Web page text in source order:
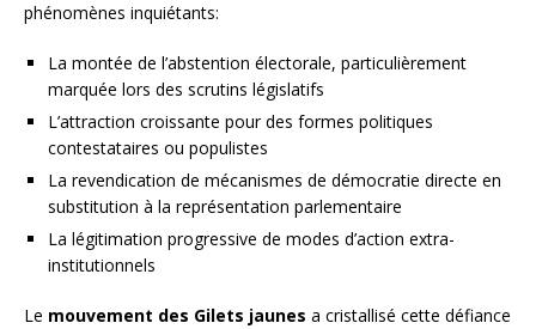
phénomènes inquiétants:
La montée de l’abstention électorale, particulièrement
marquée lors des scrutins législatifs
L’attraction croissante pour des formes politiques
contestataires ou populistes
La revendication de mécanismes de démocratie directe en
substitution à la représentation parlementaire
La légitimation progressive de modes d’action extra-
institutionnels
Le mouvement des Gilets jaunes a cristallisé cette défiance